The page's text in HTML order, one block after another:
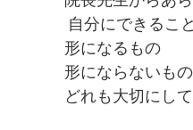
自分にできるこ
形になるもの
形にならないもの
どれも大切にし